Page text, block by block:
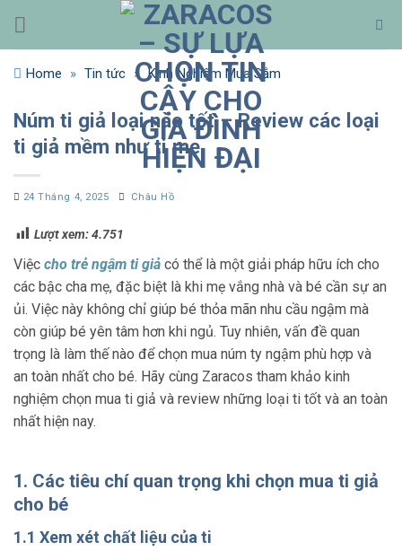
qua
nội
dungHome » Tin tức » Kinh Nghiệm Mua Sắm
Núm ti giả loại nào tốt – Review các loại
ti giả mềm như ti mẹ
24 Tháng 4, 2025 Châu Hồ
Lượt xem:4.751
Việc cho trẻ ngậm ti giả có thể là một giải pháp hữu ích cho
các bậc cha mẹ, đặc biệt là khi mẹ vắng nhà và bé cần sự an
ủi. Việc này không chỉ giúp bé thỏa mãn nhu cầu ngậm mà
còn giúp bé yên tâm hơn khi ngủ. Tuy nhiên, vấn đề quan
trọng là làm thế nào để chọn mua núm ty ngậm phù hợp và
an toàn nhất cho bé. Hãy cùng Zaracos tham khảo kinh
nghiệm chọn mua ti giả và review những loại ti tốt và an toàn
nhất hiện nay.
1. Các tiêu chí quan trọng khi chọn mua ti giả
cho bé
1.1 Xem xét chất liệu của ti